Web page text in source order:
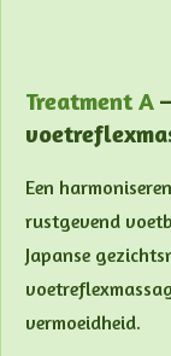
Treatment A
Een
rustgevend
Japanse
vermoeidheid.